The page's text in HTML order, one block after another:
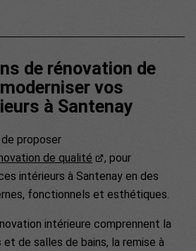
de rénovation de
vos
à Santenay
proposer
de qualité
, pour
intérieurs à Santenay en des
fonctionnels et esthétiques.
intérieure comprennent la
de salles de bains, la remise à